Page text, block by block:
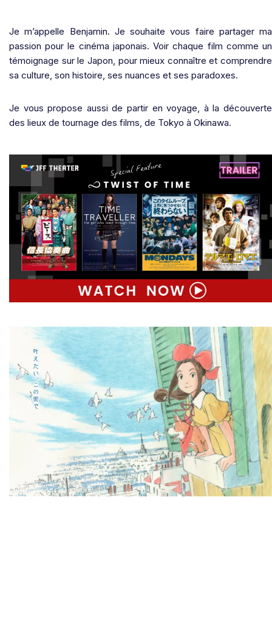
Je m’appelle Benjamin. Je souhaite vous faire partager ma
passion pour le cinéma japonais. Voir chaque film comme un
témoignage sur le Japon, pour mieux connaître et comprendre
sa culture, son histoire, ses nuances et ses paradoxes.
Je vous propose aussi de partir en voyage, à la découverte
des lieux de tournage des films, de Tokyo à Okinawa.